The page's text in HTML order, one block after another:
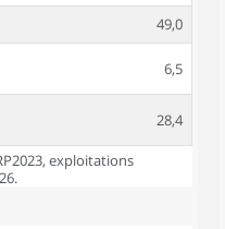
49,0
6,5
28,4
exploitations